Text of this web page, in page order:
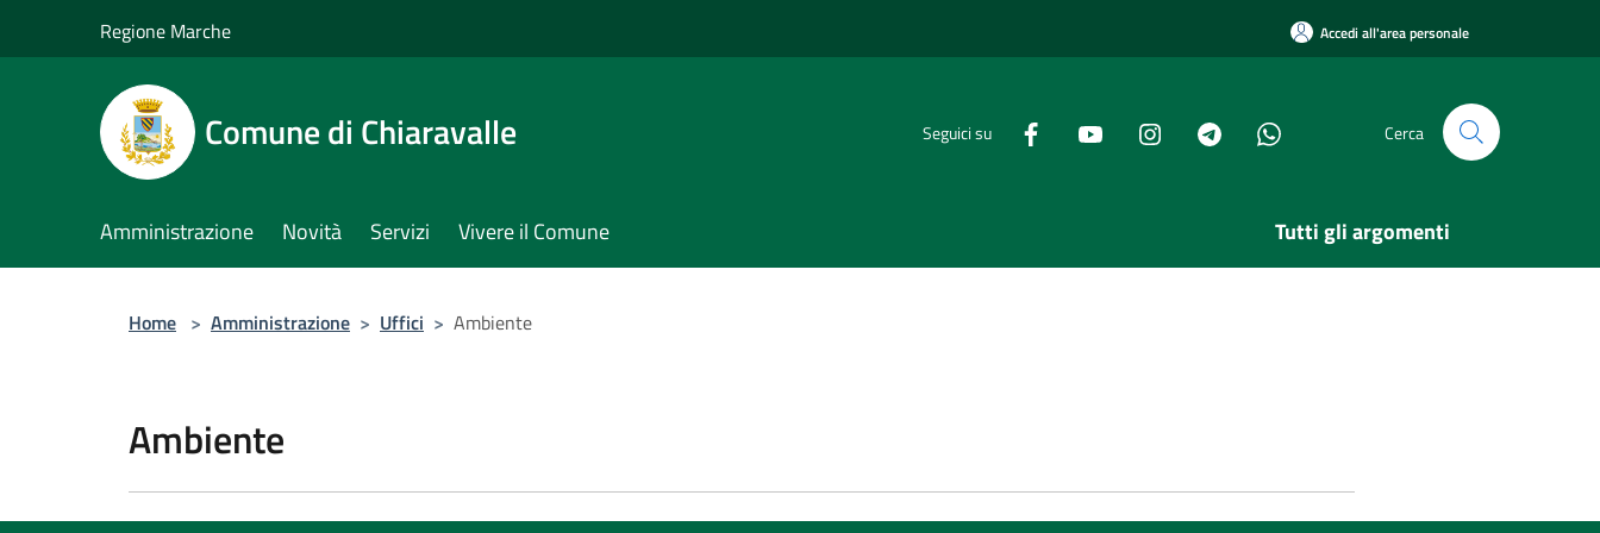
Regione Marche Accedi all'area personale
Comune di Chiaravalle Seguici su Cerca
Amministrazione Novità Servizi Vivere il Comune Tutti gli argomenti
Home > Amministrazione > Uffici > Ambiente
Ambiente